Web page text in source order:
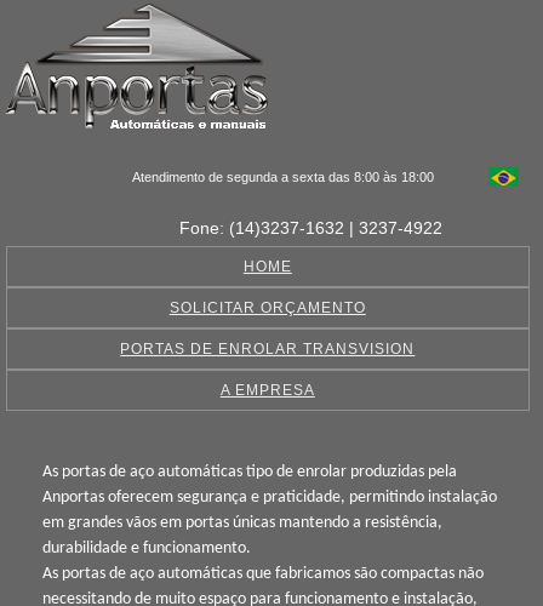
Atendimento de segunda a sexta das 8:00 às 18:00
Fone: (14)3237-1632 | 3237-4922
HOME
SOLICITAR ORÇAMENTO
PORTAS DE ENROLAR TRANSVISION
A EMPRESA
As portas de aço automáticas tipo de enrolar produzidas pela
Anportas oferecem segurança e praticidade, permitindo instalação
em grandes vãos em portas únicas mantendo a resistência,
durabilidade e funcionamento.
As portas de aço automáticas que fabricamos são compactas não
necessitando de muito espaço para funcionamento e instalação,